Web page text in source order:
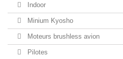
Indoor
Minium Kyosho
Moteurs brushless avion
Pilotes